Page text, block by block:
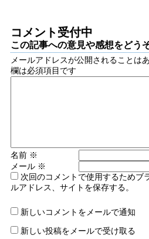
コメント受付中
この記事への意見や感想をどう
メールアドレスが公開されることは
欄は必須項目です
名前 ※
メール ※
次回のコメントで使用するためブ
ルアドレス、サイトを保存する。
新しいコメントをメールで通知
新しい投稿をメールで受け取る